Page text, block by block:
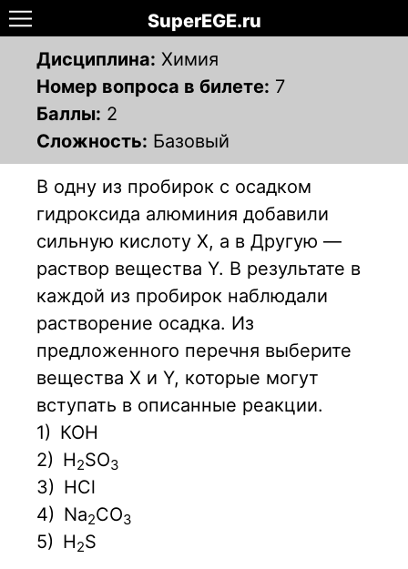
SuperEGE.ru
Дисциплина: Химия
Номер вопроса в билете: 7
Баллы: 2
Сложность: Базовый
В одну из пробирок с осадком
гидроксида алюминия добавили
сильную кислоту X, а в Другую —
раствор вещества Y. В результате в
каждой из пробирок наблюдали
растворение осадка. Из
предложенного перечня выберите
вещества X и Y, которые могут
вступать в описанные реакции.
1) КОН
2) H2SO3
3) НСl
4) Na2CO3
5) H2S